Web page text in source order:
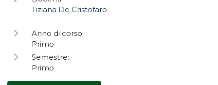
Tiziana De Cristofaro
Anno di corso:
Primo
Semestre:
Primo